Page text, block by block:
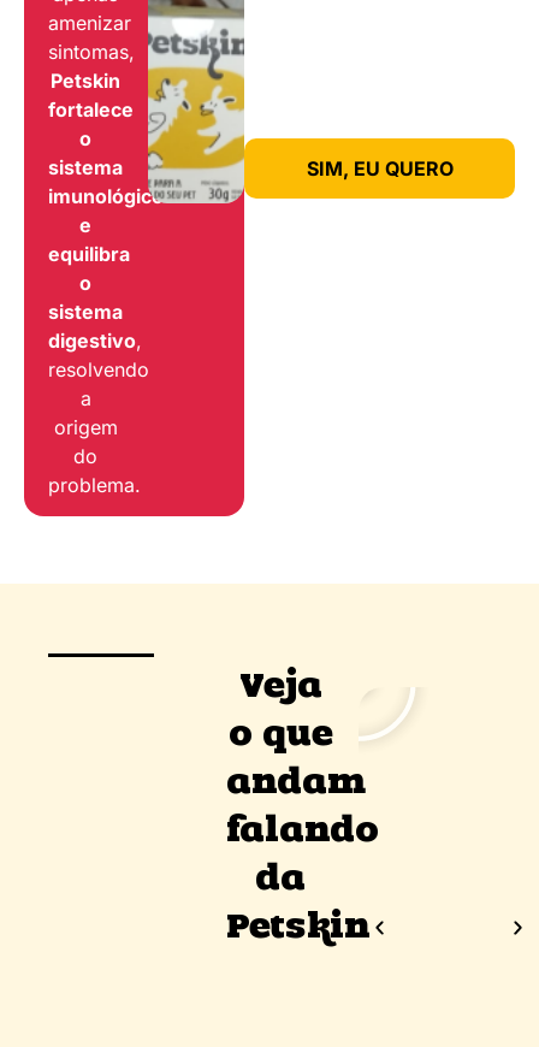
amenizar
sintomas,
Petskin
fortalece
o
sistema
imunológico
e
equilibra
o
sistema
digestivo,
resolvendo
a
origem
do
problema.
SIM, EU QUERO
Veja
o que
andam
falando
da
Petskin